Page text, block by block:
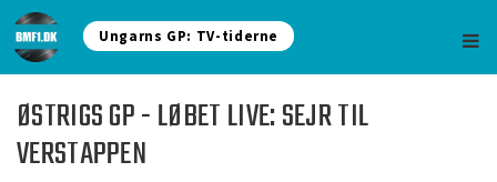
Ungarns GP: TV-tiderne
ØSTRIGS GP - LØBET LIVE: SEJR TIL
VERSTAPPEN